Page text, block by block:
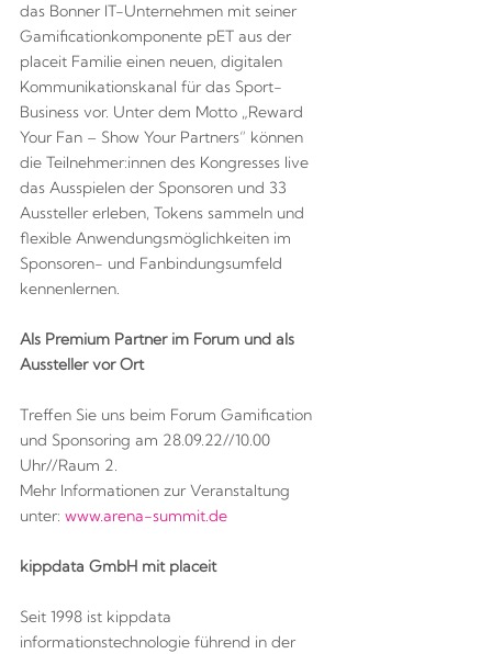
das Bonner IT-Unternehmen mit seiner
Gamificationkomponente pET aus der
placeit Familie einen neuen, digitalen
Kommunikationskanal für das Sport-
Business vor. Unter dem Motto „Reward
Your Fan – Show Your Partners“ können
die Teilnehmer:innen des Kongresses live
das Ausspielen der Sponsoren und 33
Aussteller erleben, Tokens sammeln und
flexible Anwendungsmöglichkeiten im
Sponsoren- und Fanbindungsumfeld
kennenlernen.
Als Premium Partner im Forum und als
Aussteller vor Ort
Treffen Sie uns beim Forum Gamification
und Sponsoring am 28.09.22//10.00
Uhr//Raum 2.
Mehr Informationen zur Veranstaltung
unter: www.arena-summit.de
kippdata GmbH mit placeit
Seit 1998 ist kippdata
informationstechnologie führend in der